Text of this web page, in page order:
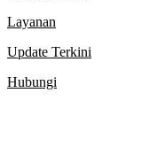
Layanan
Update Terkini
Hubungi